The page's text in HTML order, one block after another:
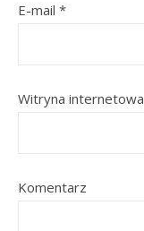
E-mail *
Witryna internetowa
Komentarz